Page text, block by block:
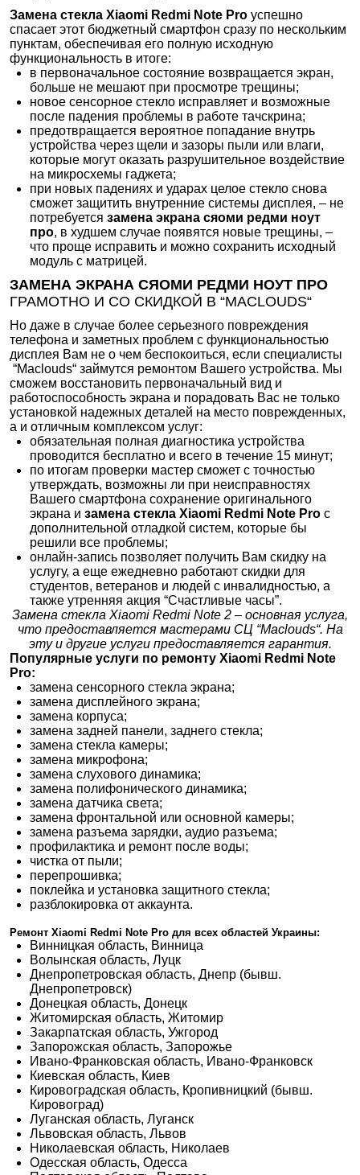
Замена стекла Xiaomi Redmi Note Pro успешно
спасает этот бюджетный смартфон сразу по нескольким
пунктам, обеспечивая его полную исходную
функциональность в итоге:
в первоначальное состояние возвращается экран,
больше не мешают при просмотре трещины;
новое сенсорное стекло исправляет и возможные
после падения проблемы в работе тачскрина;
предотвращается вероятное попадание внутрь
устройства через щели и зазоры пыли или влаги,
которые могут оказать разрушительное воздействие
на микросхемы гаджета;
при новых падениях и ударах целое стекло снова
сможет защитить внутренние системы дисплея, – не
потребуется замена экрана сяоми редми ноут
про, в худшем случае появятся новые трещины, –
что проще исправить и можно сохранить исходный
модуль с матрицей.
ЗАМЕНА ЭКРАНА СЯОМИ РЕДМИ НОУТ ПРО
ГРАМОТНО И СО СКИДКОЙ В “MACLOUDS“
Но даже в случае более серьезного повреждения
телефона и заметных проблем с функциональностью
дисплея Вам не о чем беспокоиться, если специалисты
“Maclouds“ займутся ремонтом Вашего устройства. Мы
сможем восстановить первоначальный вид и
работоспособность экрана и порадовать Вас не только
установкой надежных деталей на место поврежденных,
а и отличным комплексом услуг:
обязательная полная диагностика устройства
проводится бесплатно и всего в течение 15 минут;
по итогам проверки мастер сможет с точностью
утверждать, возможны ли при неисправностях
Вашего смартфона сохранение оригинального
экрана и замена стекла Xiaomi Redmi Note Pro с
дополнительной отладкой систем, которые бы
решили все проблемы;
онлайн-запись позволяет получить Вам скидку на
услугу, а еще ежедневно работают скидки для
студентов, ветеранов и людей с инвалидностью, а
также утренняя акция “Счастливые часы”.
Замена стекла Xiaomi Redmi Note 2 – основная услуга,
что предоставляется мастерами СЦ “Maclouds“. На
эту и другие услуги предоставляется гарантия.
Популярные услуги по ремонту Xiaomi Redmi Note
Pro:
замена сенсорного стекла экрана;
замена дисплейного экрана;
замена корпуса;
замена задней панели, заднего стекла;
замена стекла камеры;
замена микрофона;
замена слухового динамика;
замена полифонического динамика;
замена датчика света;
замена фронтальной или основной камеры;
замена разъема зарядки, аудио разъема;
профилактика и ремонт после воды;
чистка от пыли;
перепрошивка;
поклейка и установка защитного стекла;
разблокировка от аккаунта.
Ремонт Xiaomi Redmi Note Pro для всех областей Украины:
Винницкая область, Винница
Волынская область, Луцк
Днепропетровская область, Днепр (бывш.
Днепропетровск)
Донецкая область, Донецк
Житомирская область, Житомир
Закарпатская область, Ужгород
Запорожская область, Запорожье
Ивано-Франковская область, Ивано-Франковск
Киевская область, Киев
Кировоградская область, Кропивницкий (бывш.
Кировоград)
Луганская область, Луганск
Львовская область, Львов
Николаевская область, Николаев
Одесская область, Одесса